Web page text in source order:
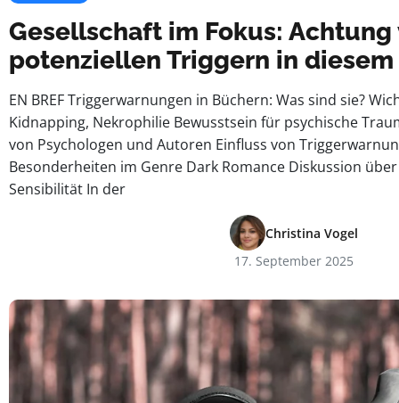
Gesellschaft im Fokus: Achtung
potenziellen Triggern in
EN BREF Triggerwarnungen in Büchern: Was sind sie?
Kidnapping, Nekrophilie Bewusstsein für psychische
von Psychologen und Autoren Einfluss von
Besonderheiten im Genre Dark Romance Diskussion
Sensibilität In der
Christina Vogel
17. September 2025